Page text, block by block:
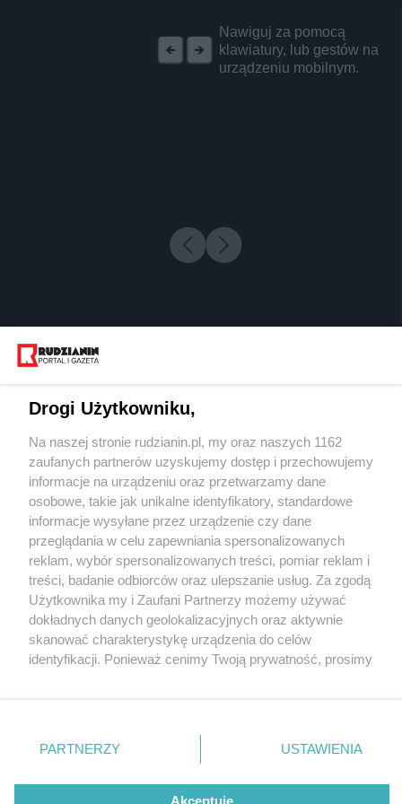
Nawiguj za pomocą
klawiatury, lub gestów na
urządzeniu mobilnym.
4 / 0
Wydawca mediów
Nie zapomnij
zapoznać się z:
polityką prywatności regulamin korzystania z portali
Twojemiasto
Piekary Śląskie
Chorzów
Tarnowskie Góry
Gliwice
Skontakuj sięz nami
Kontakt
Wydawca
Redakcja
Drogi Użytkowniku,
Na naszej stronie rudzianin.pl, my oraz naszych 1162
zaufanych partnerów uzyskujemy dostęp i przechowujemy
informacje na urządzeniu oraz przetwarzamy dane
osobowe, takie jak unikalne identyfikatory, standardowe
informacje wysyłane przez urządzenie czy dane
przeglądania w celu zapewniania spersonalizowanych
reklam, wybór spersonalizowanych treści, pomiar reklam i
treści, badanie odbiorców oraz ulepszanie usług. Za zgodą
Użytkownika my i Zaufani Partnerzy możemy używać
dokładnych danych geolokalizacyjnych oraz aktywnie
skanować charakterystykę urządzenia do celów
identyfikacji. Ponieważ cenimy Twoją prywatność, prosimy
prywatności znajdujący się w lewym dolnym rogu strony
. Niektóre rodzaje przetwarzania danych nie wymagają
zgody użytkownika, ale masz prawo sprzeciwić się
takiemu przetwarzaniu. Preferencje będą miały
PARTNERZY USTAWIENIA
Akceptuję